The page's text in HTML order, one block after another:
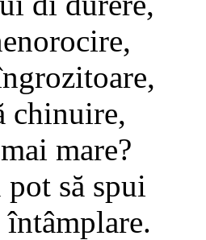
chinuire,
mare?
să spui
întâmplare.